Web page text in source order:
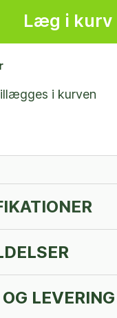
Læg i kurv
i kurven
LEVERING